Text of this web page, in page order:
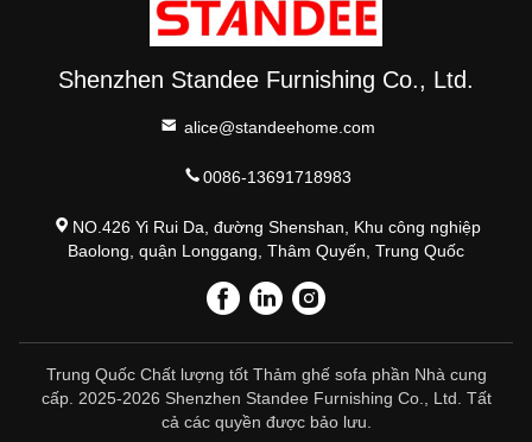
Shenzhen Standee Furnishing Co., Ltd.
alice@standeehome.com
0086-13691718983
NO.426 Yi Rui Da, đường Shenshan, Khu công nghiệp
Baolong, quận Longgang, Thâm Quyến, Trung Quốc
Trung Quốc Chất lượng tốt Thảm ghế sofa phần Nhà cung
cấp. 2025-2026 Shenzhen Standee Furnishing Co., Ltd. Tất
cả các quyền được bảo lưu.